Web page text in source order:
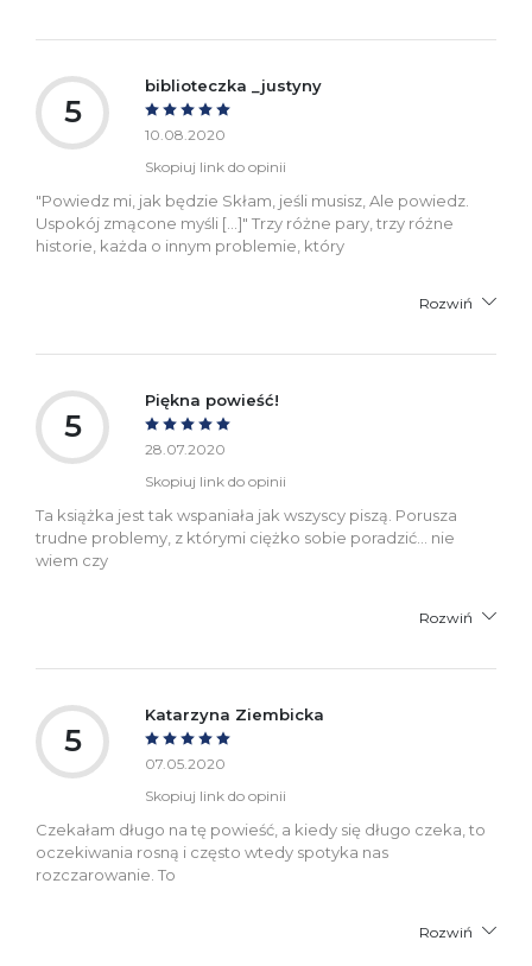
5
biblioteczka _justyny
10.08.2020
Skopiuj link do opinii
"Powiedz mi, jak będzie Skłam, jeśli musisz, Ale powiedz.
Uspokój zmącone myśli [...]" Trzy różne pary, trzy różne
historie, każda o innym problemie, który
Rozwiń
5
Piękna powieść!
28.07.2020
Skopiuj link do opinii
Ta książka jest tak wspaniała jak wszyscy piszą. Porusza
trudne problemy, z którymi ciężko sobie poradzić... nie
wiem czy
Rozwiń
5
Katarzyna Ziembicka
07.05.2020
Skopiuj link do opinii
Czekałam długo na tę powieść, a kiedy się długo czeka, to
oczekiwania rosną i często wtedy spotyka nas
rozczarowanie. To
Rozwiń